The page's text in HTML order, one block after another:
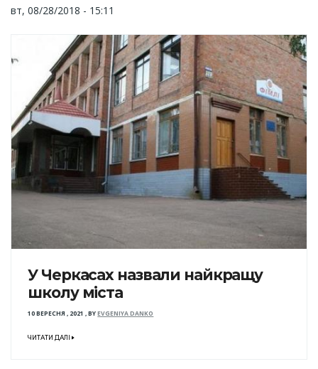
вт, 08/28/2018 - 15:11
У Черкасах назвали найкращу
школу міста
10 ВЕРЕСНЯ , 2021 ,BYEVGENIYA DANKO
ЧИТАТИ ДАЛІ